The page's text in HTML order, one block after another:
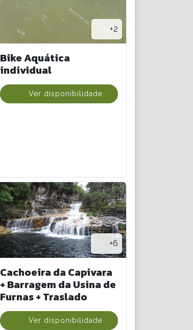
+2
Bike Aquática
individual
Ver disponibilidade
+6
Cachoeira da Capivara
+ Barragem da Usina de
Furnas + Traslado
Ver disponibilidade